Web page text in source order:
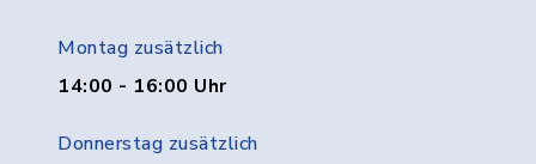
Montag zusätzlich
14:00 - 16:00 Uhr
Donnerstag zusätzlich